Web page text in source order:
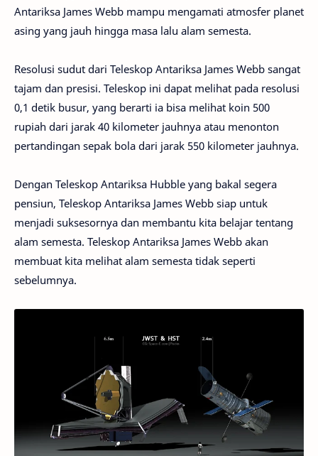
Antariksa James Webb mampu mengamati atmosfer planet
asing yang jauh hingga masa lalu alam semesta.
Resolusi sudut dari Teleskop Antariksa James Webb sangat
tajam dan presisi. Teleskop ini dapat melihat pada resolusi
0,1 detik busur, yang berarti ia bisa melihat koin 500
rupiah dari jarak 40 kilometer jauhnya atau menonton
pertandingan sepak bola dari jarak 550 kilometer jauhnya.
Dengan Teleskop Antariksa Hubble yang bakal segera
pensiun, Teleskop Antariksa James Webb siap untuk
menjadi suksesornya dan membantu kita belajar tentang
alam semesta. Teleskop Antariksa James Webb akan
membuat kita melihat alam semesta tidak seperti
sebelumnya.